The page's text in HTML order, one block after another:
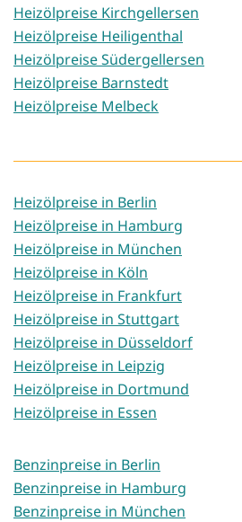
Heizölpreise Kirchgellersen
Heizölpreise Heiligenthal
Heizölpreise Südergellersen
Heizölpreise Barnstedt
Heizölpreise Melbeck
Heizölpreise in Berlin
Heizölpreise in Hamburg
Heizölpreise in München
Heizölpreise in Köln
Heizölpreise in Frankfurt
Heizölpreise in Stuttgart
Heizölpreise in Düsseldorf
Heizölpreise in Leipzig
Heizölpreise in Dortmund
Heizölpreise in Essen
Benzinpreise in Berlin
Benzinpreise in Hamburg
Benzinpreise in München